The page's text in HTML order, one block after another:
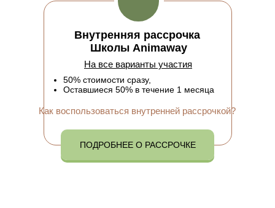
Внутренняя рассрочка
Школы Animaway
50% стоимости сразу,
Оставшиеся 50% в течение 1 месяца
На все варианты участия
Как воспользоваться внутренней рассрочкой?
ПОДРОБНЕЕ О РАССРОЧКЕ